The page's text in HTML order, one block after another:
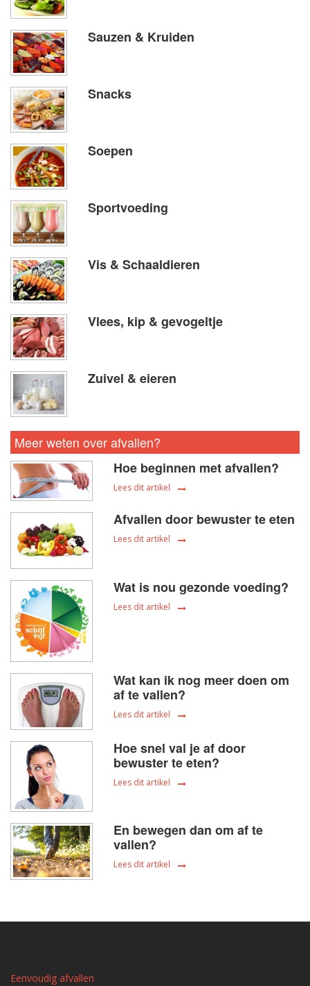
Sauzen & Kruiden
Snacks
Soepen
Sportvoeding
Vis & Schaaldieren
Vlees, kip & gevogeltje
Zuivel & eieren
Meer weten over afvallen?
Hoe beginnen met afvallen?
Lees dit artikel
Afvallen door bewuster te eten
Lees dit artikel
Wat is nou gezonde voeding?
Lees dit artikel
Wat kan ik nog meer doen om
af te vallen?
Lees dit artikel
Hoe snel val je af door
bewuster te eten?
Lees dit artikel
En bewegen dan om af te
vallen?
Lees dit artikel
Eenvoudig afvallen